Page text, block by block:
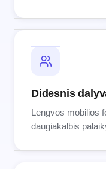
Didesnis
Lengvos mobilios
daugiakalbis